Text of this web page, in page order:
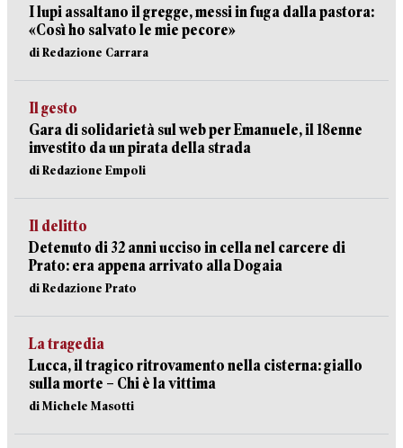
I lupi assaltano il gregge, messi in fuga dalla pastora:
«Così ho salvato le mie pecore»
di Redazione Carrara
Il gesto
Gara di solidarietà sul web per Emanuele, il 18enne
investito da un pirata della strada
di Redazione Empoli
Il delitto
Detenuto di 32 anni ucciso in cella nel carcere di
Prato: era appena arrivato alla Dogaia
di Redazione Prato
La tragedia
Lucca, il tragico ritrovamento nella cisterna: giallo
sulla morte – Chi è la vittima
di Michele Masotti